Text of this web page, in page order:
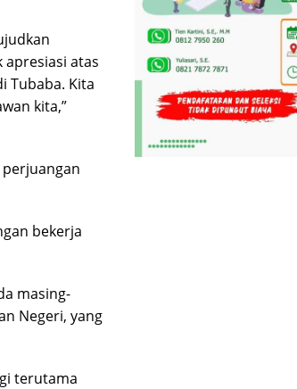
atas
Tubaba. Kita
kita,”
bekerja
masing-
Negeri, yang
terutama